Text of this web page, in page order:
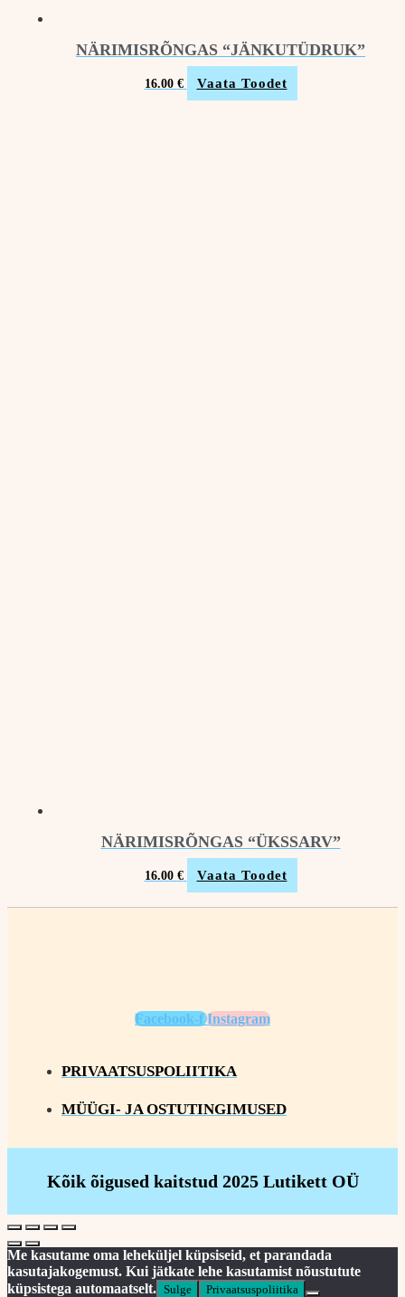
NÄRIMISRÕNGAS “JÄNKUTÜDRUK”
16.00 € Vaata Toodet
NÄRIMISRÕNGAS “ÜKSSARV”
16.00 € Vaata Toodet
Facebook-f Instagram
PRIVAATSUSPOLIITIKA
MÜÜGI- JA OSTUTINGIMUSED
Kõik õigused kaitstud 2025 Lutikett OÜ
Me kasutame oma leheküljel küpsiseid, et parandada
kasutajakogemust. Kui jätkate lehe kasutamist nõustutute
küpsistega automaatselt. Sulge Privaatsuspoliitika